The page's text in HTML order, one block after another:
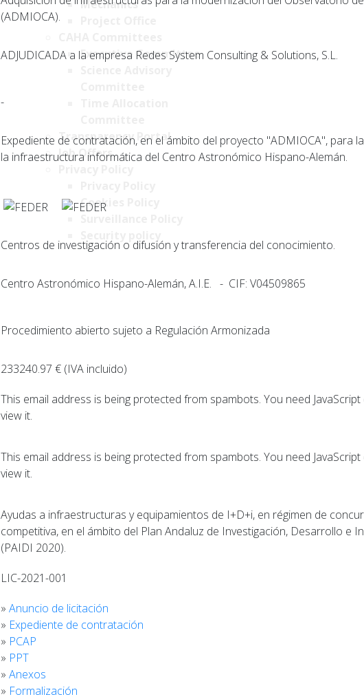
Mechanics
Executive Committee
Transparency Portal
Job Offers
Cookies Policy
(ADMIOCA).
ADJUDICADA a la empresa Redes System Consulting & Solutions, S.L.
-
Expediente de contratación, en el ámbito del proyecto "ADMIOCA", para
la infraestructura informática del Centro Astronómico Hispano-Alemán.
Centros de investigación o difusión y transferencia del conocimiento.
Centro Astronómico Hispano-Alemán, A.I.E. - CIF: V04509865
Procedimiento abierto sujeto a Regulación Armonizada
233240.97 € (IVA incluido)
This email address is being protected from spambots. You need
view it.
This email address is being protected from spambots. You need
view it.
Ayudas a infraestructuras y equipamientos de I+D+i, en régimen de
competitiva, en el ámbito del Plan Andaluz de Investigación, Desarrollo e
(PAIDI 2020).
LIC-2021-001
» Anuncio de licitación
» Expediente de contratación
» PCAP
» PPT
» Anexos
» Formalización